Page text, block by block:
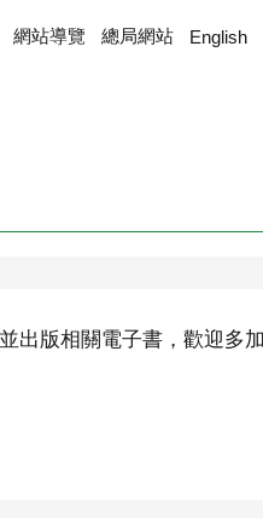
網站導覽 總局網站 English
出版相關電子書，歡迎多